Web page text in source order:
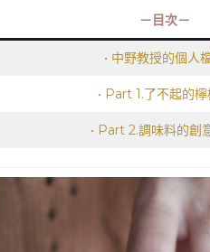
－目次－
• 中野教授的個人
• Part 1.了不起的
• Part 2.調味料的創